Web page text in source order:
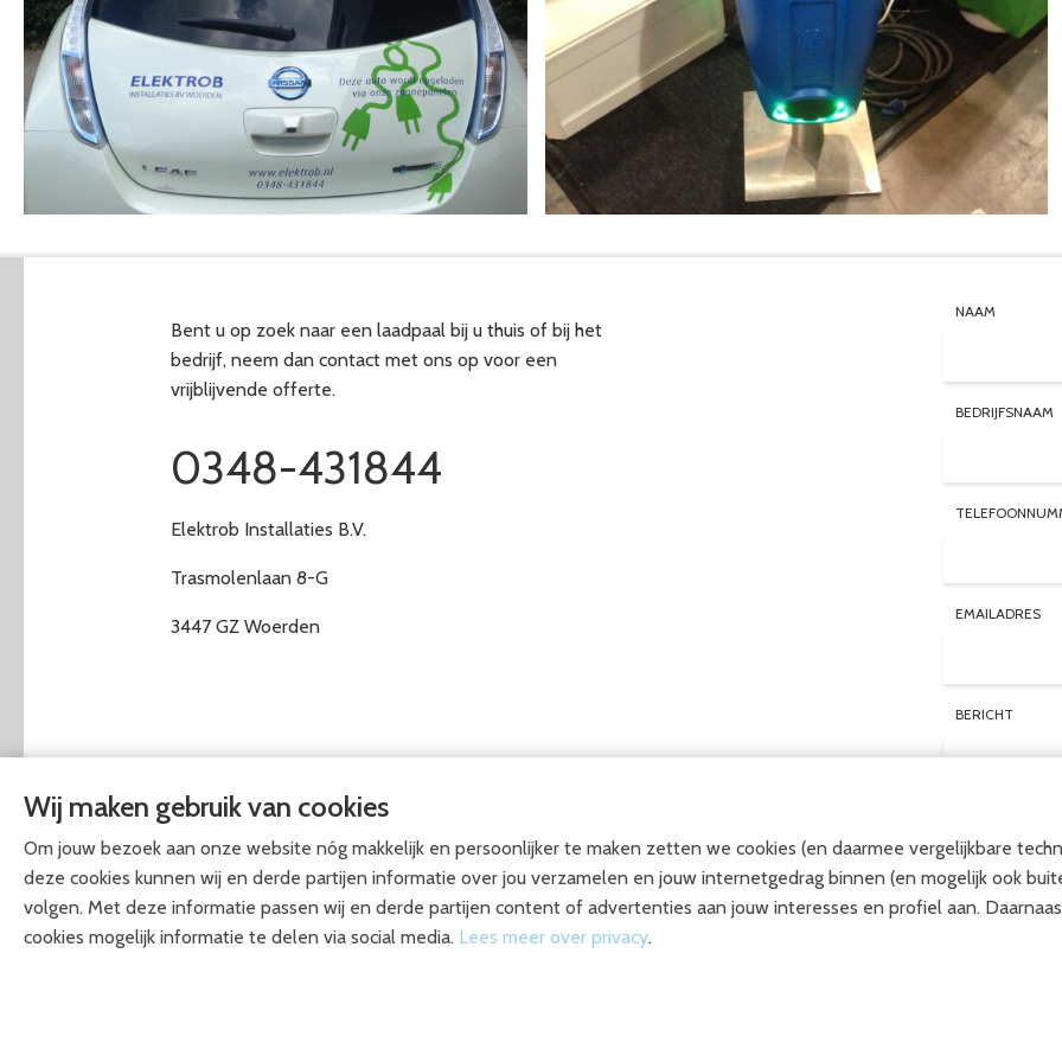
Bent u op zoek naar een laadpaal bij u thuis of bij het
bedrijf, neem dan contact met ons op voor een
vrijblijvende offerte.
0348-431844
Elektrob Installaties B.V.
Trasmolenlaan 8-G
3447 GZ Woerden
NAAM
BEDRIJFSNAAM
EMAILADRES
BERICHT
Wij maken gebruik van cookies
Om jouw bezoek aan onze website nóg makkelijk en persoonlijker te maken zetten we cookies (en daarmee vergelijkbare
deze cookies kunnen wij en derde partijen informatie over jou verzamelen en jouw internetgedrag binnen (en mogelijk ook
volgen. Met deze informatie passen wij en derde partijen content of advertenties aan jouw interesses en profiel aan.
cookies mogelijk informatie te delen via social media. Lees meer over privacy.